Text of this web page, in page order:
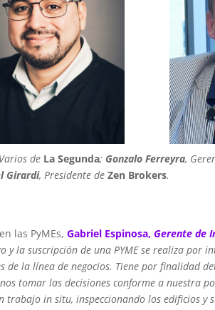
de La Segunda; Gonzalo Ferreyra,
Girardi, Presidente deZen Brokers.
las PyMEs,Gabriel Espinosa,Gerente de
y la suscripción de una PYME se realiza por
de la línea de negocios. Tiene por finalidad
tomar las decisiones conforme a nuestra
in situ, inspeccionando los edificios y